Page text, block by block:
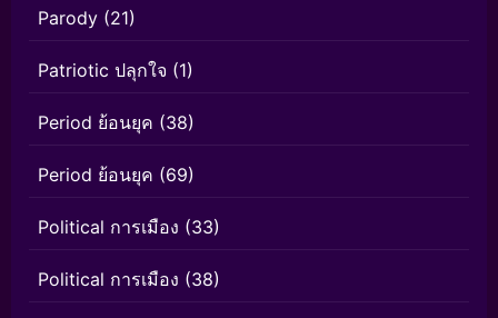
Parody (21)
Patriotic ปลุกใจ (1)
Period ย้อนยุค (38)
Period ย้อนยุค (69)
Political การเมือง (33)
Political การเมือง (38)